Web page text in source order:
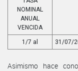
NOMINAL
ANUAL
VENCIDA
1/7 al 31/07/
Asimismo hace